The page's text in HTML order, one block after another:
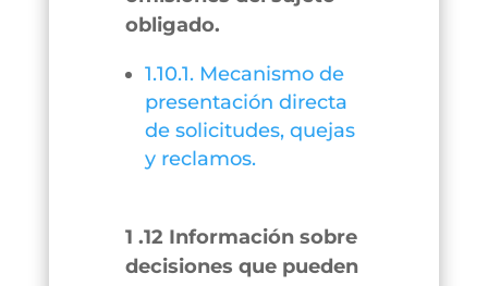
obligado.
1.10.1. Mecanismo de
presentación directa
de solicitudes, quejas
y reclamos.
1 .12 Información sobre
decisiones que pueden